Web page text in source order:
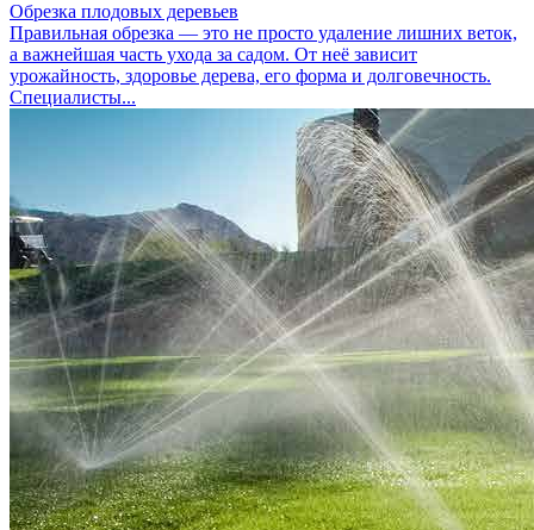
Обрезка плодовых деревьев
Правильная обрезка — это не просто удаление лишних веток,
а важнейшая часть ухода за садом. От неё зависит
урожайность, здоровье дерева, его форма и долговечность.
Специалисты...